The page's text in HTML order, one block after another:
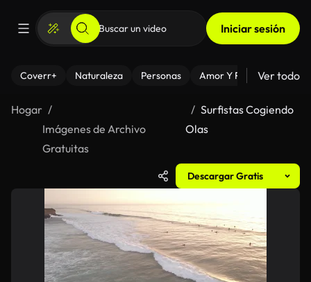
Iniciar sesión
Coverr+ Naturaleza Personas Amor Y Relaciones
Ver todo
Hogar
Imágenes de Archivo
Gratuitas
Surfistas Cogiendo
Olas
Descargar Gratis